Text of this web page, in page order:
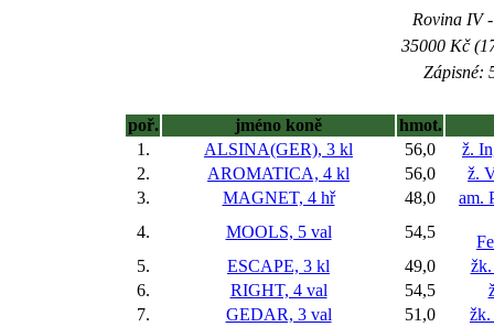
Rovina IV
35000 Kč
Zápisné:
poř. jméno koně
hmot.
1.
ALSINA(GER), 3 kl 56,0
ž.
2.
AROMATICA, 4 kl 56,0
ž.
3.
MAGNET, 4 hř 48,0
am.
4.
MOOLS, 5 val 54,5
5.
ESCAPE, 3 kl 49,0
6.
RIGHT, 4 val 54,5
7.
GEDAR, 3 val 51,0
žk.